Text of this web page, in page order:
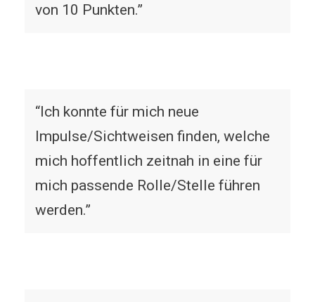
von 10 Punkten.”
“Ich konnte für mich neue
Impulse/Sichtweisen finden, welche
mich hoffentlich zeitnah in eine für
mich passende Rolle/Stelle führen
werden.”